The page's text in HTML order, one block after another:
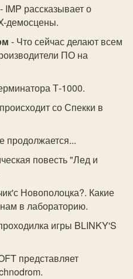
- IMP рассказывает о
демосцены.
- Что сейчас делают всем
ПО на
Т-1000.
со Спекки в
продолжается...
повесть "Лед и
Новополоцка?. Какие
в лабораторию.
игры BLINKY'S
представляет